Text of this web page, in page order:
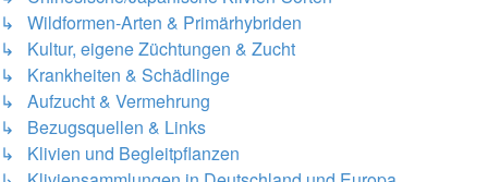
↳ Wildformen-Arten & Primärhybriden
↳ Kultur, eigene Züchtungen & Zucht
↳ Krankheiten & Schädlinge
↳ Aufzucht & Vermehrung
↳ Bezugsquellen & Links
↳ Klivien und Begleitpflanzen